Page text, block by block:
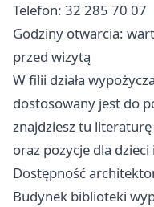
Telefon: 32 285 70 07
Godziny otwarcia:
przed wizytą
W filii działa
dostosowany jest do
znajdziesz tu
oraz pozycje dla dzieci
Dostępność
Budynek biblioteki